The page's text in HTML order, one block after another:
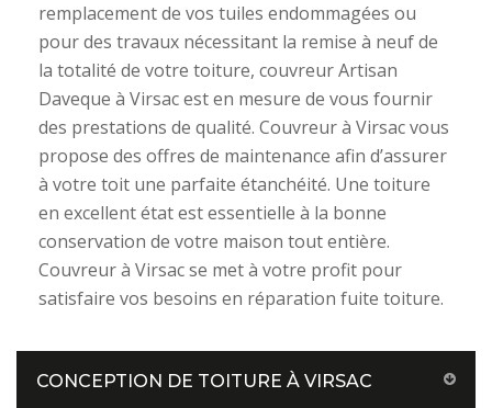
remplacement de vos tuiles endommagées ou
pour des travaux nécessitant la remise à neuf de
la totalité de votre toiture, couvreur Artisan
Daveque à Virsac est en mesure de vous fournir
des prestations de qualité. Couvreur à Virsac vous
propose des offres de maintenance afin d’assurer
à votre toit une parfaite étanchéité. Une toiture
en excellent état est essentielle à la bonne
conservation de votre maison tout entière.
Couvreur à Virsac se met à votre profit pour
satisfaire vos besoins en réparation fuite toiture.
CONCEPTION DE TOITURE À VIRSAC